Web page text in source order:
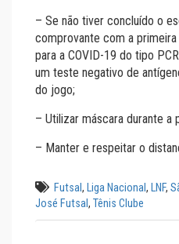
– Se não tiver concluído o
comprovante com a
para a COVID-19 do tipo
um teste negativo de
do jogo;
– Utilizar máscara durante a
– Manter e respeitar o
Futsal, Liga Nacional, LNF,
José Futsal, Tênis Clube